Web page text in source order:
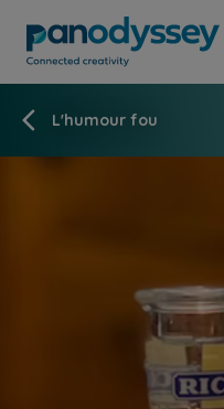
L'humour fou